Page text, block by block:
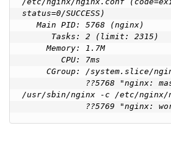
status=0/SUCCESS)
   Main PID: 5768 (nginx)
     Memory: 1.7M
/usr/sbin/nginx -c /etc/nginx/